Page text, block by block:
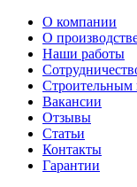
О компании
О
Наши работы
Строительным
Вакансии
Отзывы
Статьи
Контакты
Гарантии